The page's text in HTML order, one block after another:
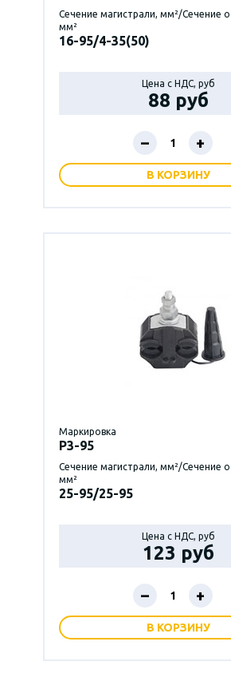
Сечение магистрали, мм²/Сечение
мм²
16-95/4-35(50)
Цена с НДС, руб
88 руб
– +
В КОРЗИНУ
Маркировка
P3-95
Сечение магистрали, мм²/Сечение
мм²
25-95/25-95
Цена с НДС, руб
123 руб
– +
В КОРЗИНУ